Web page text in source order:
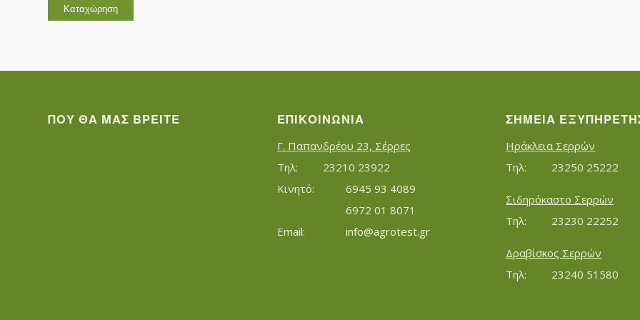
ΠΟΥ ΘΑ ΜΑΣ ΒΡΕΊΤΕ ΕΠΙΚΟΙΝΩΝΊΑ
Γ. Παπανδρέου 23, Σέρρες
Τηλ:		23210 23922
Κινητό:		6945 93 4089
			6972 01 8071
info@agrotest.gr
ΣΗΜΕΊΑ
Ηράκλεια Σερρών
Τηλ:		23250 25222
Σιδηρόκαστο Σερρών
Τηλ:		23230 22252
Δραβίσκος Σερρών
Τηλ:		23240 51580